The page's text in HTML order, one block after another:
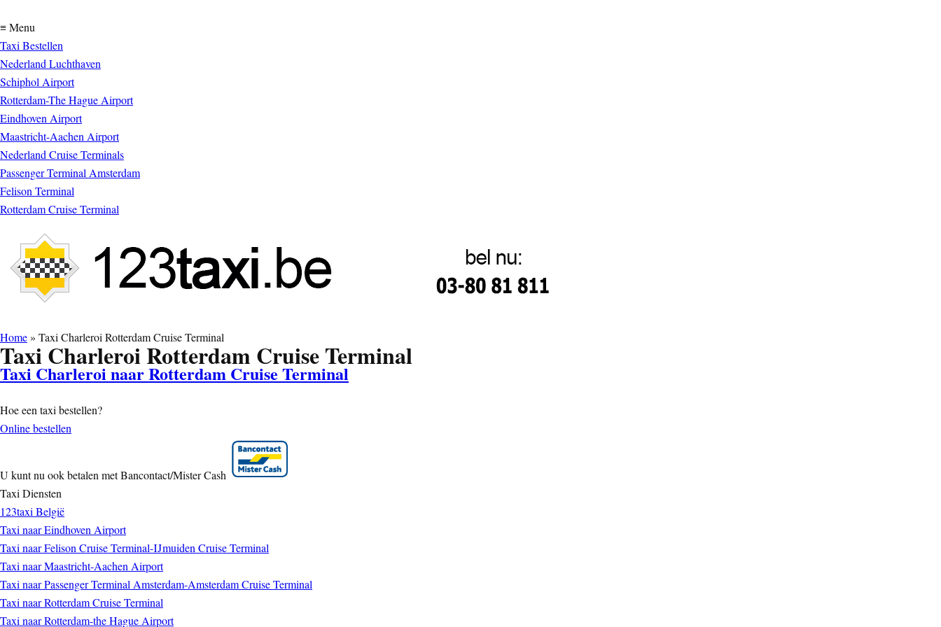
≡ Menu
Taxi Bestellen
Nederland Luchthaven
Schiphol Airport
Rotterdam-The Hague Airport
Eindhoven Airport
Maastricht-Aachen Airport
Nederland Cruise Terminals
Passenger Terminal Amsterdam
Felison Terminal
Rotterdam Cruise Terminal
Home» Taxi Charleroi Rotterdam Cruise Terminal
Taxi Charleroi Rotterdam Cruise Terminal
Taxi Charleroi naar Rotterdam Cruise Terminal
Hoe een taxi bestellen?
Online bestellen
U kunt nu ook betalen met Bancontact/Mister Cash
Taxi Diensten
123taxi België
Taxi naar Eindhoven Airport
Taxi naar Felison Cruise Terminal-IJmuiden Cruise Terminal
Taxi naar Maastricht-Aachen Airport
Taxi naar Passenger Terminal Amsterdam-Amsterdam Cruise Terminal
Taxi naar Rotterdam Cruise Terminal
Taxi naar Rotterdam-the Hague Airport